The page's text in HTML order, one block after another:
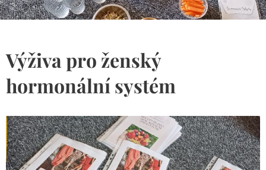
Výživa pro ženský
hormonální systém